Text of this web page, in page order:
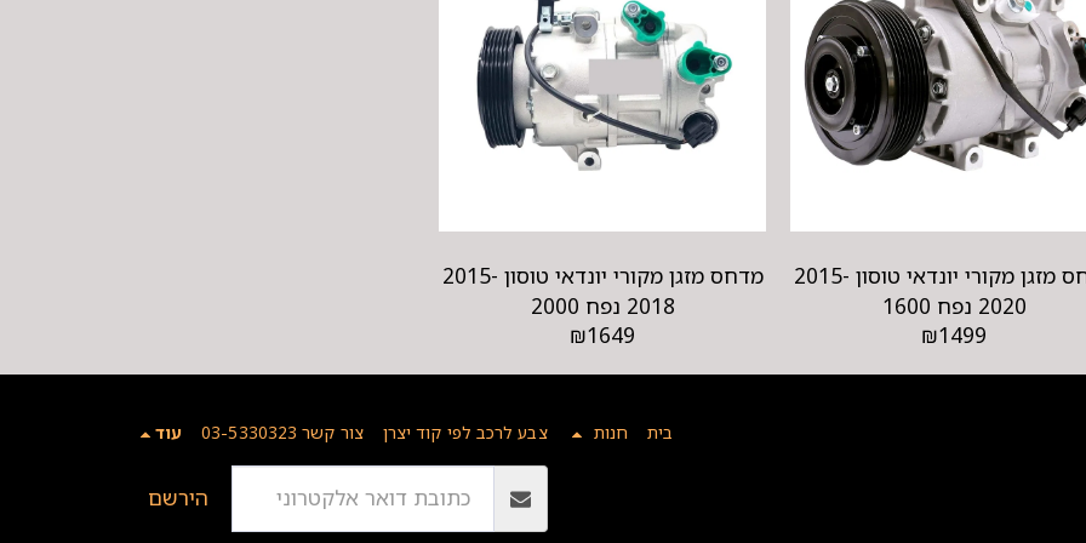
מדחס מזגן מקורי יונדאי טוסון 2015-
2020 נפח 1600
₪1499
מדחס מזגן מקורי יונדאי טוסון 2015-
2018 נפח 2000
₪1649
בית חנות צבע לרכב לפי קוד יצרן צור קשר 03-5330323 עוד
הירשם